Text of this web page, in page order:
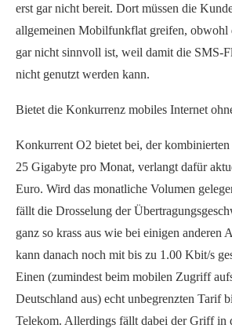
erst gar nicht bereit. Dort müssen die
allgemeinen Mobilfunkflat greifen, obwohl
gar nicht sinnvoll ist, weil damit die SMS-
nicht genutzt werden kann.
Bietet die Konkurrenz mobiles Internet
Konkurrent O2 bietet bei, der
25 Gigabyte pro Monat, verlangt dafür
Euro. Wird das monatliche Volumen
fällt die Drosselung der
ganz so krass aus wie bei einigen anderen
kann danach noch mit bis zu 1.00 Kbit/s
Einen (zumindest beim mobilen Zugriff
Deutschland aus) echt unbegrenzten Tarif
Telekom. Allerdings fällt dabei der Griff in